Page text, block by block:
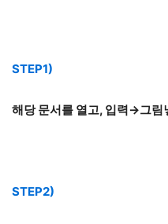
STEP1)
해당 문서를 열고, 입력→그림
STEP2)